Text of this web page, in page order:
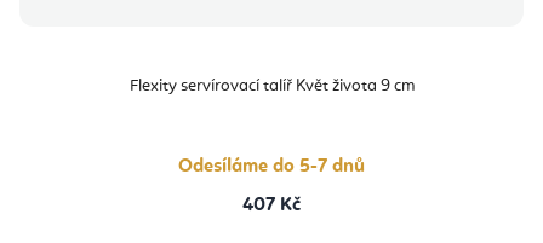
Flexity servírovací talíř Květ života 9 cm
Odesíláme do 5-7 dnů
407 Kč